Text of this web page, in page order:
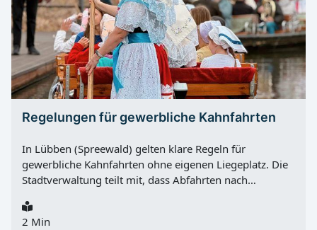
Regelungen für gewerbliche Kahnfahrten
In Lübben (Spreewald) gelten klare Regeln für
gewerbliche Kahnfahrten ohne eigenen Liegeplatz. Die
Stadtverwaltung teilt mit, dass Abfahrten nach
„Flottes Rudel“ ausschließlich an den offiziellen Häfen
der Schlossinsel möglich sind. Konkret betrifft das die
2 Min